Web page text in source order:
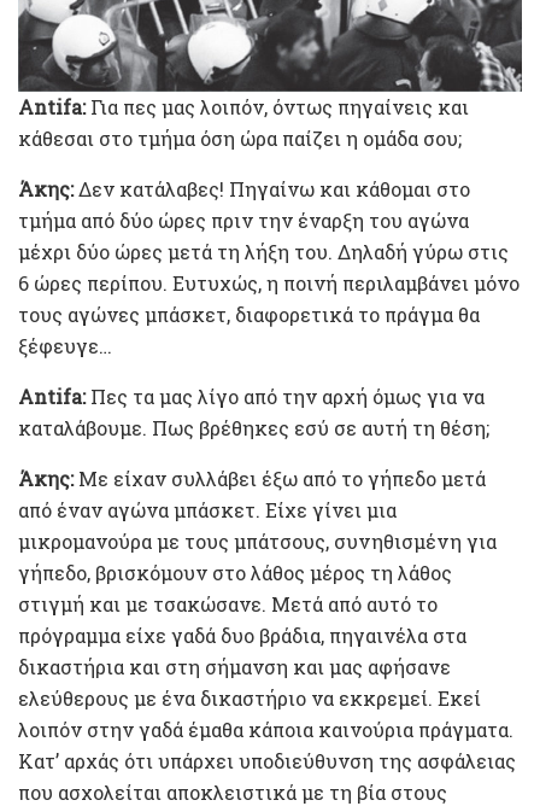
Antifa:Για πες μας λοιπόν, όντως πηγαίνεις και
κάθεσαι στο τμήμα όση ώρα παίζει η ομάδα σου;
Άκης:Δεν κατάλαβες! Πηγαίνω και κάθομαι στο
τμήμα από δύο ώρες πριν την έναρξη του αγώνα
μέχρι δύο ώρες μετά τη λήξη του. Δηλαδή γύρω στις
6 ώρες περίπου. Ευτυχώς, η ποινή περιλαμβάνει μόνο
τους αγώνες μπάσκετ, διαφορετικά το πράγμα θα
ξέφευγε…
Antifa:Πες τα μας λίγο από την αρχή όμως για να
καταλάβουμε. Πως βρέθηκες εσύ σε αυτή τη θέση;
Άκης:Με είχαν συλλάβει έξω από το γήπεδο μετά
από έναν αγώνα μπάσκετ. Είχε γίνει μια
μικρομανούρα με τους μπάτσους, συνηθισμένη για
γήπεδο, βρισκόμουν στο λάθος μέρος τη λάθος
στιγμή και με τσακώσανε. Μετά από αυτό το
πρόγραμμα είχε γαδά δυο βράδια, πηγαινέλα στα
δικαστήρια και στη σήμανση και μας αφήσανε
ελεύθερους με ένα δικαστήριο να εκκρεμεί. Εκεί
λοιπόν στην γαδά έμαθα κάποια καινούρια πράγματα.
Κατ’ αρχάς ότι υπάρχει υποδιεύθυνση της ασφάλειας
που ασχολείται αποκλειστικά με τη βία στους